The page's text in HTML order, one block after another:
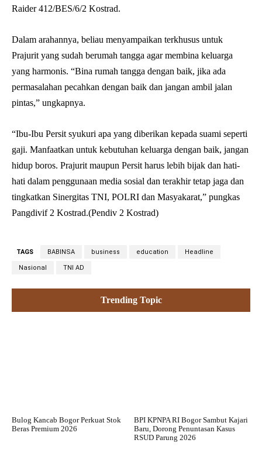
Raider 412/BES/6/2 Kostrad.
Dalam arahannya, beliau menyampaikan terkhusus untuk
Prajurit yang sudah berumah tangga agar membina keluarga
yang harmonis. “Bina rumah tangga dengan baik, jika ada
permasalahan pecahkan dengan baik dan jangan ambil jalan
pintas,” ungkapnya.
“Ibu-Ibu Persit syukuri apa yang diberikan kepada suami seperti
gaji. Manfaatkan untuk kebutuhan keluarga dengan baik, jangan
hidup boros. Prajurit maupun Persit harus lebih bijak dan hati-
hati dalam penggunaan media sosial dan terakhir tetap jaga dan
tingkatkan Sinergitas TNI, POLRI dan Masyakarat,” pungkas
Pangdivif 2 Kostrad.(Pendiv 2 Kostrad)
TAGS BABINSA business education Headline
Nasional TNI AD
Trending Topic
Bulog Kancab Bogor Perkuat Stok
Beras Premium 2026
BPI KPNPA RI Bogor Sambut Kajari
Baru, Dorong Penuntasan Kasus
RSUD Parung 2026